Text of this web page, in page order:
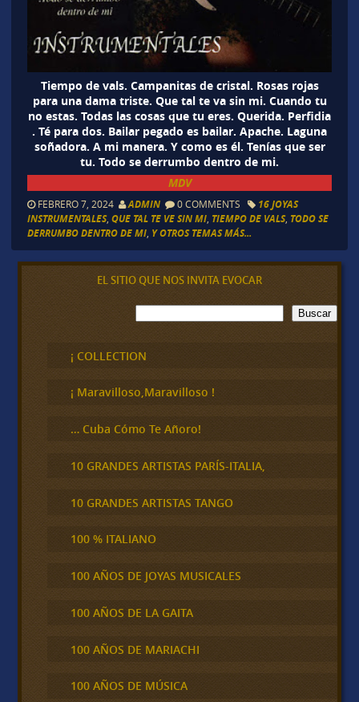
Tiempo de vals. Campanitas de cristal. Rosas rojas
para una dama triste. Que tal te va sin mi. Cuando tu
no estas. Todas las cosas que tu eres. Querida. Perfidia
. Té para dos. Bailar pegado es bailar. Apache. Laguna
soñadora. A mi manera. Y como es él. Tenías que ser
tu. Todo se derrumbo dentro de mi.
MDV
FEBRERO 7, 2024 ADMIN 0 COMMENTS
16 JOYAS
INSTRUMENTALES, QUE TAL TE VE SIN MI, TIEMPO DE VALS, TODO SE
DERRUMBO DENTRO DE MI, Y OTROS TEMAS MÁS...
EL SITIO QUE NOS INVITA EVOCAR
B
u
c
a
Buscar
¡ COLLECTION
¡ Maravilloso,Maravilloso !
… Cuba Cómo Te Añoro!
10 GRANDES ARTISTAS PARÍS-ITALIA,
10 GRANDES ARTISTAS TANGO
100 % ITALIANO
100 AÑOS DE JOYAS MUSICALES
100 AÑOS DE LA GAITA
100 AÑOS DE MARIACHI
100 AÑOS DE MÚSICA